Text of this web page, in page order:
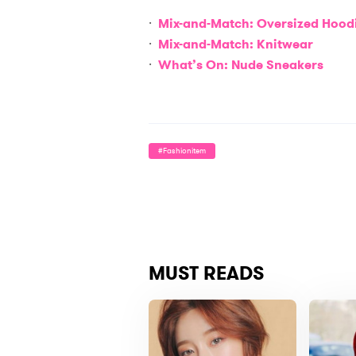
· Mix-and-Match: Oversized
· Mix-and-Match: Knitwear
· What’s On: Nude Sneakers
#fashionitem
MUST READS